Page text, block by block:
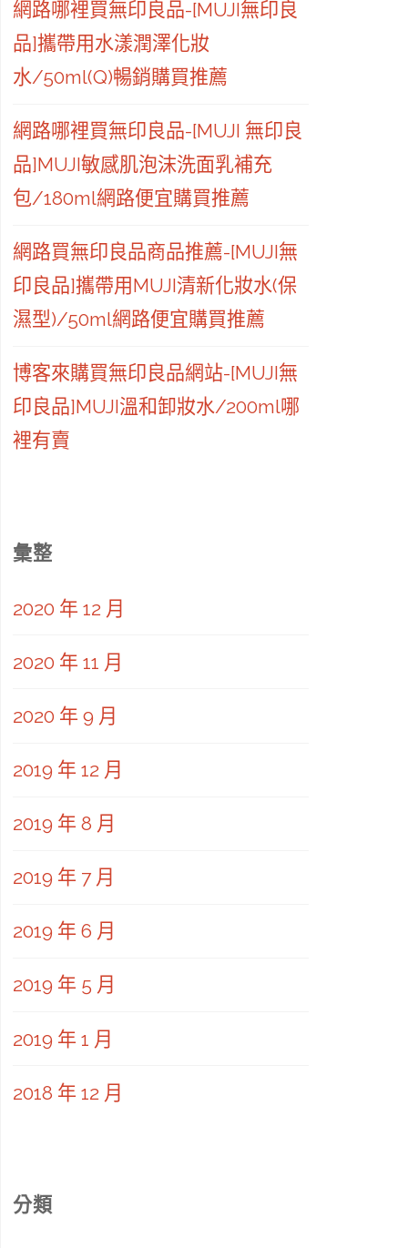
網路哪裡買無印良品-[MUJI無印良
品]攜帶用水漾潤澤化妝
水/50ml(Q)暢銷購買推薦
網路哪裡買無印良品-[MUJI 無印良
品]MUJI敏感肌泡沫洗面乳補充
包/180ml網路便宜購買推薦
網路買無印良品商品推薦-[MUJI無
印良品]攜帶用MUJI清新化妝水(保
濕型)/50ml網路便宜購買推薦
博客來購買無印良品網站-[MUJI無
印良品]MUJI溫和卸妝水/200ml哪
裡有賣
彙整
2020 年 12 月
2020 年 11 月
2020 年 9 月
2019 年 12 月
2019 年 8 月
2019 年 7 月
2019 年 6 月
2019 年 5 月
2019 年 1 月
2018 年 12 月
分類